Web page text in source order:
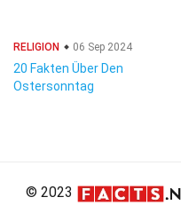
RELIGION 06 Sep 2024
20 Fakten Über Den
Ostersonntag
© 2023